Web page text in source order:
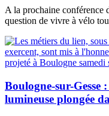
A la prochaine conférence
question de vivre à vélo
Boulogne-sur-Gesse
lumineuse plongée